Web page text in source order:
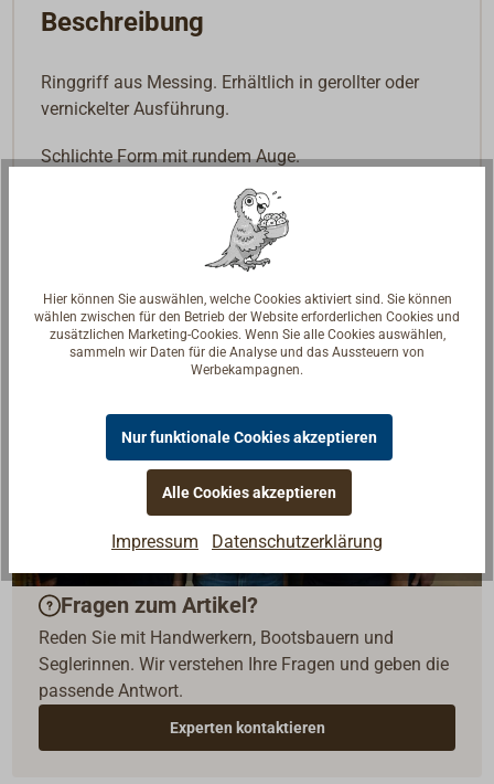
Beschreibung
Ringgriff aus Messing. Erhältlich in gerollter oder
vernickelter Ausführung.
Schlichte Form mit rundem Auge.
Fragen zum Artikel?
Reden Sie mit Handwerkern, Bootsbauern und
Seglerinnen. Wir verstehen Ihre Fragen und geben die
passende Antwort.
Experten kontaktieren
Hier können Sie auswählen, welche Cookies aktiviert sind. Sie können
wählen zwischen für den Betrieb der Website erforderlichen Cookies und
zusätzlichen Marketing-Cookies. Wenn Sie alle Cookies auswählen,
sammeln wir Daten für die Analyse und das Aussteuern von
Werbekampagnen.
Nur funktionale Cookies akzeptieren
Alle Cookies akzeptieren
Impressum Datenschutzerklärung